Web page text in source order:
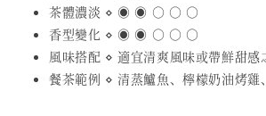
茶體濃淡 ⋄ ◉ ◉ ○ ○ ○
香型變化 ⋄ ◉ ◉ ○ ○ ○
風味搭配 ⋄ 適宜清爽風味或帶鮮甜感
餐茶範例 ⋄ 清蒸鱸魚、檸檬奶油烤雞